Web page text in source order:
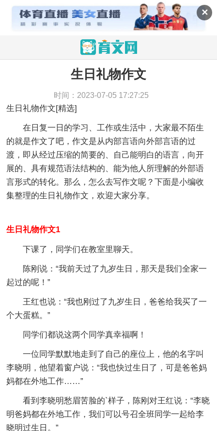
✕
育文网 > 作文 > 话题作文
生日礼物作文
时间：2023-07-05 17:27:25
生日礼物作文[精选]
在日复一日的学习、工作或生活中，大家最不陌生
的就是作文了吧，作文是从内部言语向外部言语的过
渡，即从经过压缩的简要的、自己能明白的语言，向开
展的、具有规范语法结构的、能为他人所理解的外部语
言形式的转化。那么，怎么去写作文呢？下面是小编收
集整理的生日礼物作文，欢迎大家分享。
生日礼物作文1
下课了，同学们在教室里聊天。
陈刚说：“我前天过了九岁生日，那天是我们全家一
起过的呢！”
王红也说：“我也刚过了九岁生日，爸爸给我买了一
个大蛋糕。”
同学们都说这两个同学真幸福啊！
一位同学默默地走到了自己的座位上，他的名字叫
李晓明，他望着窗户说：“我也快过生日了，可是爸爸妈
妈都在外地工作……”
看到李晓明愁眉苦脸的`样子，陈刚对王红说：“李晓
明爸妈都在外地工作，我们可以号召全班同学一起给李
晓明过生日。”